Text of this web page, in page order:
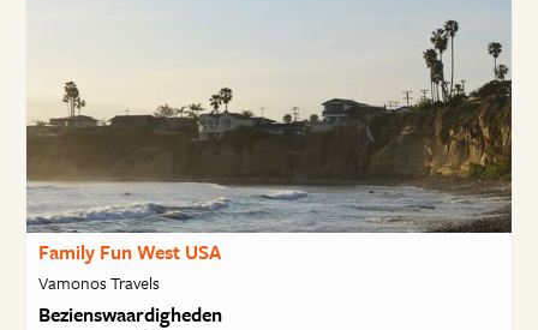
Family Fun West USA
Vamonos Travels
Bezienswaardigheden